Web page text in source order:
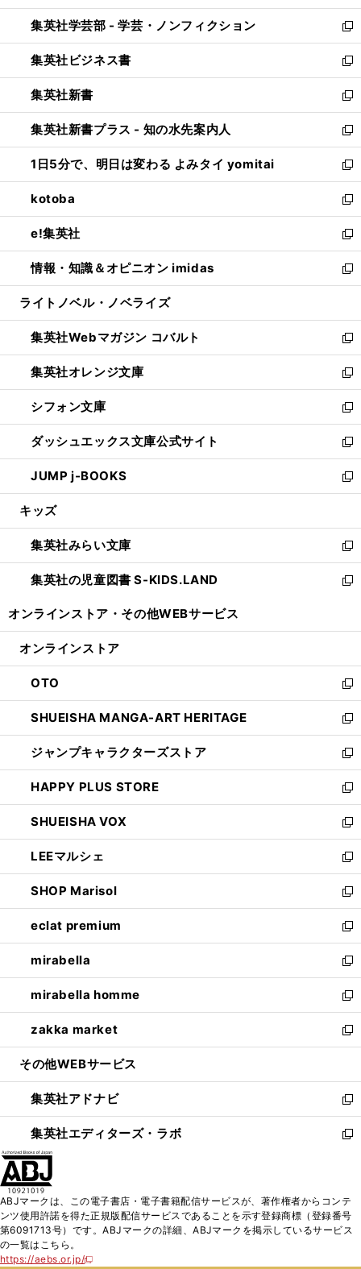
開
く
ウ
で
開
く
ン
ド
ウ
で
開
く
ウ
ィ
ン
ド
ウ
で
開
く
集英社学芸部 - 学芸・ノンフィクション
新
し
い
ウ
ィ
ン
ド
ウ
で
開
く
集英社ビジネス書
新
し
い
ウ
ィ
ン
ド
ウ
で
開
く
集英社新書
新
し
い
ウ
ィ
ン
ド
ウ
で
開
く
集英社新書プラス - 知の水先案内人
新
し
い
ウ
ィ
ン
ド
ウ
で
開
1日5分で、明日は変わる よみタイ yomitai
新
し
い
ウ
ィ
ン
ド
ウ
開
く
kotoba
新
し
い
ウ
ィ
ン
ウ
で
開
く
e!集英社
新
し
い
ウ
ン
ド
ウ
で
開
く
情報・知識＆オピニオン imidas
新
し
ウ
ィ
ン
ド
ウ
で
開
く
ライトノベル・ノベライズ
集英社Webマガジン コバルト
新
し
い
ウ
ィ
ン
ド
ウ
で
開
集英社オレンジ文庫
新
し
い
ウ
ィ
ン
ド
ウ
開
く
シフォン文庫
新
し
い
ウ
ィ
ン
ウ
で
開
く
ダッシュエックス文庫公式サイト
新
し
い
ウ
ン
ド
ウ
で
JUMP j-BOOKS
新
し
ウ
ィ
ン
ド
開
キッズ
集英社みらい文庫
新
し
い
ン
ウ
で
開
く
集英社の児童図書 S-KIDS.LAND
新
ウ
ン
ド
ウ
で
開
く
オンラインストア・ その他WEBサービス
オンラインストア
OTO
新
し
い
ウ
ィ
ン
ド
ウ
で
開
く
SHUEISHA MANGA-ART HERITAGE
新
し
い
ウ
ィ
ン
ド
ウ
で
開
く
ジャンプキャラクターズストア
新
し
い
ウ
ィ
ン
ド
ウ
で
開
く
HAPPY PLUS STORE
新
し
い
ウ
ィ
ン
ド
ウ
で
開
く
SHUEISHA VOX
新
し
い
ウ
ィ
ン
ド
ウ
で
開
く
LEEマルシェ
新
し
い
ウ
ィ
ン
ド
ウ
で
開
く
SHOP Marisol
新
し
い
ウ
ィ
ン
ド
ウ
で
開
eclat premium
新
し
い
ウ
ィ
ン
ド
ウ
開
く
mirabella
新
し
い
ウ
ィ
ン
ウ
で
開
く
mirabella homme
新
し
い
ウ
ン
ド
ウ
で
zakka market
新
し
ウ
ィ
ン
ド
く
その他WEBサービス
集英社アドナビ
新
し
い
ド
ウ
で
集英社エディターズ・ラボ
新
ィ
ン
ド
ABJマークは、この電子書店・電子書籍配信サービスが、著作権者からコンテ
ンツ使用許諾を得た正規版配信サービスであることを示す登録商標（登録番号
第6091713号）です。ABJマークの詳細、ABJマークを掲示しているサービス
の一覧はこちら。
https://aebs.or.jp/
新